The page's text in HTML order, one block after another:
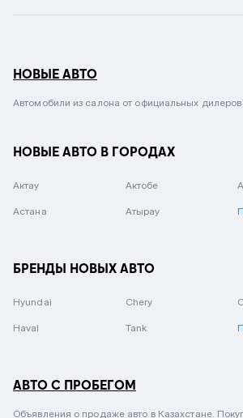
НОВЫЕ АВТО
Автомобили из салона от официальных дилеров
НОВЫЕ АВТО В ГОРОДАХ
Актау Актобе
Астана Атырау
БРЕНДЫ НОВЫХ АВТО
Hyundai Chery
Haval Tank
АВТО С ПРОБЕГОМ
Объявления о продаже авто в Казахстане.